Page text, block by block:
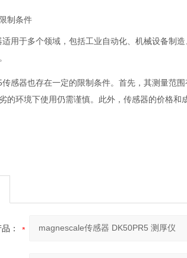
制条件
适用于多个领域，包括工业自动化、机械设备制
感器也存在一定的限制条件。首先，其测量范
的环境下使用仍需谨慎。此外，传感器的价格和
：